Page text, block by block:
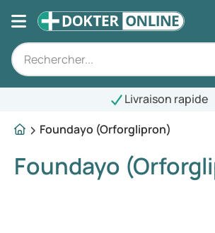
Livraison rapide
Foundayo (Orforglipron)
Foundayo